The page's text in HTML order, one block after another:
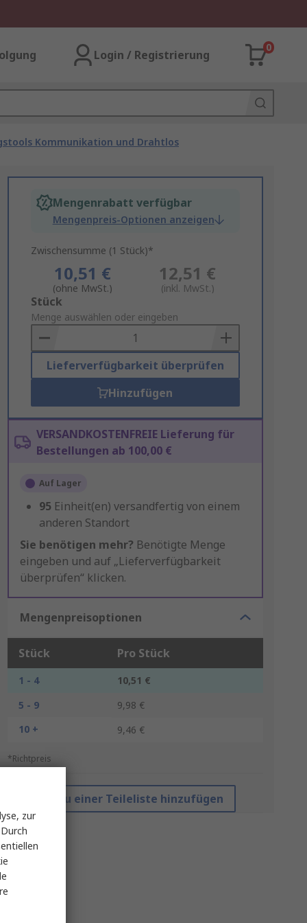
Login / Registrierung
0
Kommunikation und Drahtlos
Mengenrabatt verfügbar
Mengenpreis-Optionen anzeigen
Zwischensumme (1 Stück)*
10,51 €
(ohne MwSt.)
12,51 €
(inkl. MwSt.)
Add
to
Basket
Stück
Menge auswählen oder eingeben
Lieferverfügbarkeit überprüfen
Hinzufügen
VERSANDKOSTENFREIE Lieferung für
Bestellungen ab 100,00 €
Auf Lager
95 Einheit(en) versandfertig von einem
anderen Standort
Sie benötigen mehr? Benötigte Menge
eingeben und auf „Lieferverfügbarkeit
überprüfen“ klicken.
Mengenpreisoptionen
Stück Pro Stück
1 - 4
10,51 €
5 - 9
9,98 €
10 +
9,46 €
*Richtpreis
Zu einer Teileliste hinzufügen
zur